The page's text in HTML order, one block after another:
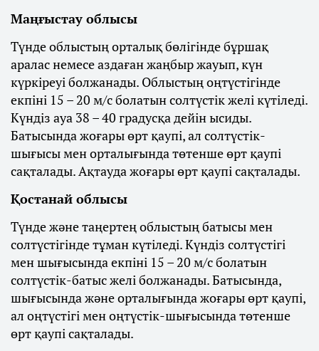
Маңғыстау облысы
Түнде облыстың орталық бөлігінде бұршақ
аралас немесе аздаған жаңбыр жауып, күн
күркіреуі болжанады. Облыстың оңтүстігінде
екпіні 15 – 20 м/с болатын солтүстік желі күтіледі.
Күндіз ауа 38 – 40 градусқа дейін ысиды.
Батысында жоғары өрт қаупі, ал солтүстік-
шығысы мен орталығында төтенше өрт қаупі
сақталады. Ақтауда жоғары өрт қаупі сақталады.
Қостанай облысы
Түнде және таңертең облыстың батысы мен
солтүстігінде тұман күтіледі. Күндіз солтүстігі
мен шығысында екпіні 15 – 20 м/с болатын
солтүстік-батыс желі болжанады. Батысында,
шығысында және орталығында жоғары өрт қаупі,
ал оңтүстігі мен оңтүстік-шығысында төтенше
өрт қаупі сақталады.